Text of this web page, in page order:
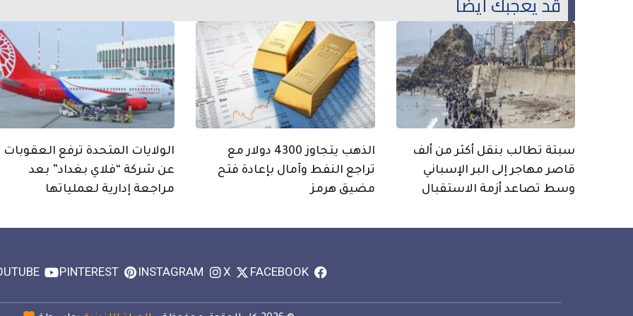
سبتة تطالب بنقل أكثر من ألف
قاصر مهاجر إلى البر الإسباني
وسط تصاعد أزمة الاستقبال
الذهب يتجاوز 4300 دولار مع
تراجع النفط وآمال بإعادة فتح
مضيق هرمز
الولايات المتحدة ترفع العقوبات
عن شركة “فلاي بغداد” بعد
مراجعة إدارية لعملياتها
FACEBOOK
X
INSTAGRAM
PINTEREST